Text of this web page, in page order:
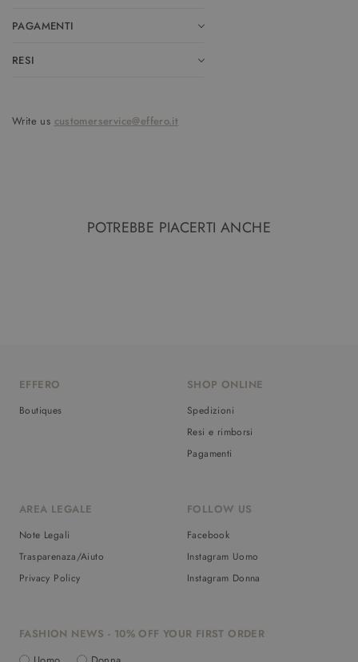
PAGAMENTI
RESI
Write us customerservice@effero.it
POTREBBE PIACERTI ANCHE
EFFERO
Boutiques
SHOP ONLINE
Spedizioni
Resi e rimborsi
Pagamenti
AREA LEGALE
Note Legali
Trasparenaza/Aiuto
Privacy Policy
FOLLOW US
Facebook
Instagram Uomo
Instagram Donna
FASHION NEWS - 10% OFF YOUR FIRST ORDER